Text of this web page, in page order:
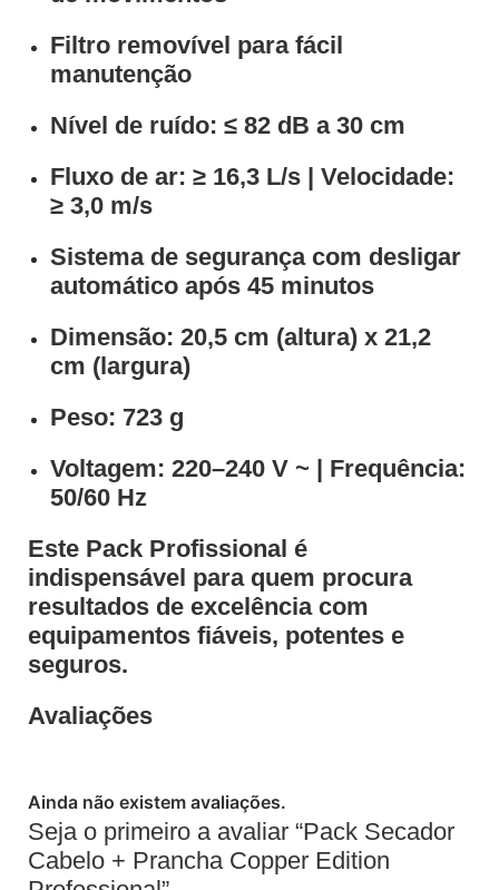
Filtro removível para fácil
manutenção
Nível de ruído: ≤ 82 dB a 30 cm
Fluxo de ar: ≥ 16,3 L/s | Velocidade:
≥ 3,0 m/s
Sistema de segurança com desligar
automático após 45 minutos
Dimensão: 20,5 cm (altura) x 21,2
cm (largura)
Peso: 723 g
Voltagem: 220–240 V ~ | Frequência:
50/60 Hz
Este Pack Profissional é
indispensável para quem procura
resultados de excelência com
equipamentos fiáveis, potentes e
seguros.
Avaliações
Ainda não existem avaliações.
Seja o primeiro a avaliar “Pack Secador
Cabelo + Prancha Copper Edition